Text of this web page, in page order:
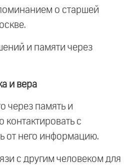
о старшей
и памяти через
и вера
через память и
с
от него информацию.
с другим человеком для